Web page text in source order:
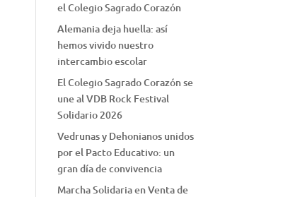
el Colegio Sagrado Corazón
Alemania deja huella: así
hemos vivido nuestro
intercambio escolar
El Colegio Sagrado Corazón se
une al VDB Rock Festival
Solidario 2026
Vedrunas y Dehonianos unidos
por el Pacto Educativo: un
gran día de convivencia
Marcha Solidaria en Venta de